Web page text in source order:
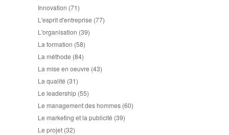
Innovation (71)
L'esprit d'entreprise (77)
L'organisation (39)
La formation (58)
La méthode (84)
La mise en oeuvre (43)
La qualité (31)
Le leadership (55)
Le management des hommes (60)
Le marketing et la publicité (39)
Le projet (32)